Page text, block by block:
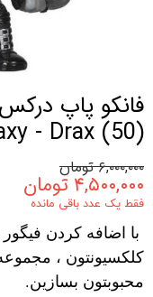
- Drax (50)
۶,۰۰۰,۰۰۰ تومان
۴,۵۰۰,۰۰۰ تومان
فقط یک عدد باقی مانده
با اضافه کردن
کلکسیونتون ،
محبوبتون بسازین.